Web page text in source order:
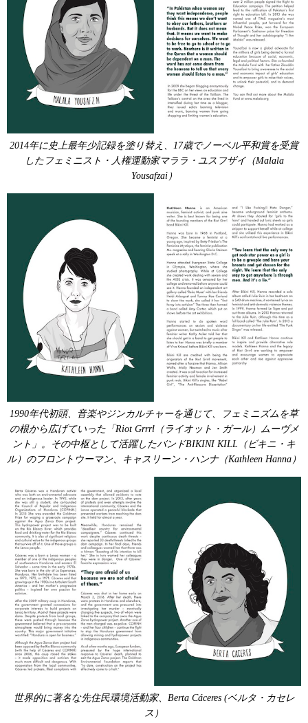
2014年に史上最年少記録を塗り替え、17歳でノーベル平和賞を受賞
したフェミニスト・人権運動家マララ・ユスフザイ（Malala
Yousafzai）
1990年代初頭、音楽やジンカルチャーを通じて、フェミニズムを草
の根から広げていった「Riot Grrrl（ライオット・ガール）ムーヴメ
ント」。その中枢として活躍したバンドBIKINI KILL（ビキニ・キ
ル）のフロントウーマン、キャスリーン・ハンナ（Kathleen Hanna）
世界的に著名な先住民環境活動家、Berta Cáceres (ベルタ・カセレ
ス）